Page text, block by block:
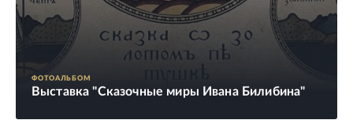
ФОТОАЛЬБОМ
Выставка "Сказочные миры Ивана Билибина"